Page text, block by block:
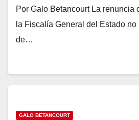
Por Galo Betancourt La renuncia
la Fiscalía General del Estado
de…
GALO BETANCOURT